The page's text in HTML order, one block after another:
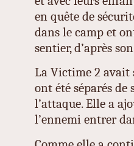
en quête de
dans le camp et
sentier, d’après
La Victime 2 avait
ont été séparés
l’attaque. Elle a
l’ennemi entrer